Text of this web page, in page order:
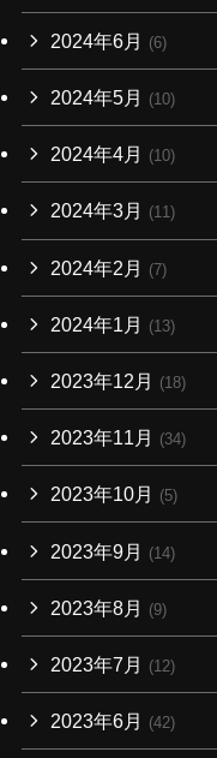
2024年6月 (6)
2024年5月 (10)
2024年4月 (10)
2024年3月 (11)
2024年2月 (7)
2024年1月 (13)
2023年12月 (18)
2023年11月 (34)
2023年10月 (5)
2023年9月 (14)
2023年8月 (9)
2023年7月 (12)
2023年6月 (42)